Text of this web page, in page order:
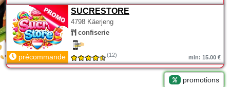
SUCRESTORE
4798 Käerjeng
confiserie
précommande (12) min: 15.00 €
promotions